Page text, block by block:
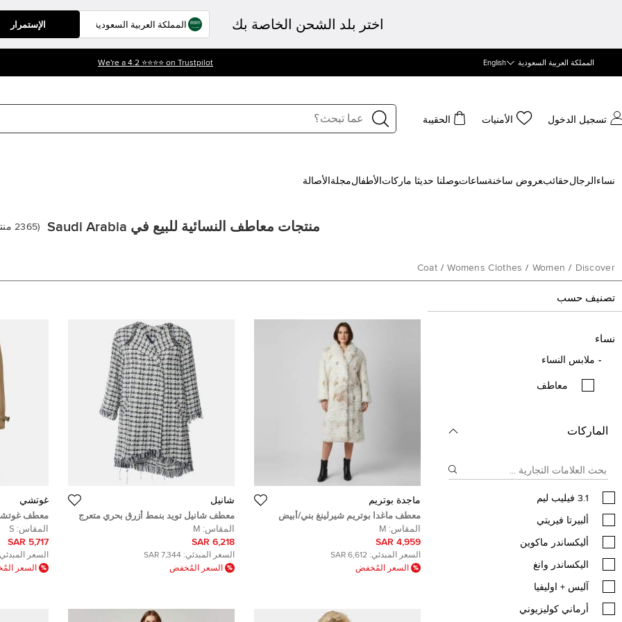
اختر بلد الشحن الخاصة بك الإستمرار
المملكة العربية السعودية English
We're a 4.2 ⭐⭐⭐⭐ on Trustpilot
تسجيل الدخول الأمنيات الحقيبة
نساء الرجالحقائب‍عروض ساخنة‍ساعات‍وصلنا حديثا ‍ ماركات الأطفالمجلة الأصالة
منتجات معاطف النسائية للبيع في Saudi Arabia (
2365
Discover
/
Women
/
Womens Clothes
/
Coat
تصنيف حسب
نساء
ملابس النساء
معاطف
الماركات
3.1 فيليب ليم
ألبيرتا فيريتي
أليكساندر ماكوين
اليكساندر وانغ
آليس + اوليفيا
أرماني كوليزيوني
ماجدة بوتريم
معطف ماغدا بوتريم شيرلينغ بني/أبيض
بحزام مقاس وسط
المقاس: M
4,959 SAR
السعر المبدئي: 6,612 SAR
السعر المُخفض
شانيل
معطف شانيل تويد بنمط أزرق بحري متعرج
بشراشيب كبير ( ميديوم )
المقاس: M
6,218 SAR
السعر المبدئي: 7,344 SAR
السعر المُخفض
غوتشي
معطف غوتشي
بتفاصيل
(سمول)
المقاس: S
5,717 SAR
السعر
السعر